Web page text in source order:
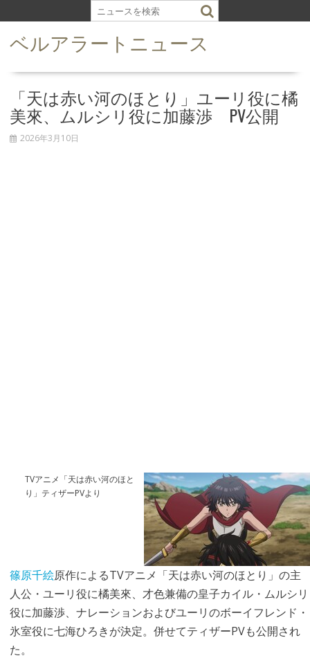
k
ベルアラートニュース
「天は赤い河のほとり」ユーリ役に橘
美來、ムルシリ役に加藤渉 PV公開
2026年3月10日
TVアニメ「天は赤い河のほと
り」ティザーPVより
篠原千絵原作によるTVアニメ「天は赤い河のほとり」の主
人公・ユーリ役に橘美來、才色兼備の皇子カイル・ムルシリ
役に加藤渉、ナレーションおよびユーリのボーイフレンド・
氷室役に七海ひろきが決定。併せてティザーPVも公開され
た。